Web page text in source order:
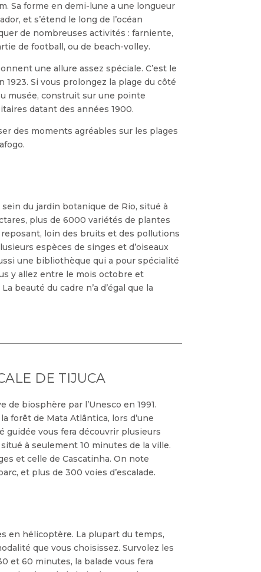
Sa forme en demi-lune a une longueur
et s’étend le long de l’océan
de nombreuses activités : farniente,
de football, ou de beach-volley.
une allure assez spéciale. C’est le
Si vous prolongez la plage du côté
musée, construit sur une pointe
datant des années 1900.
des moments agréables sur les plages
du jardin botanique de Rio, situé à
plus de 6000 variétés de plantes
loin des bruits et des pollutions
espèces de singes et d’oiseaux
une bibliothèque qui a pour spécialité
y allez entre le mois octobre et
beauté du cadre n’a d’égal que la
DE TIJUCA
biosphère par l’Unesco en 1991.
forêt de Mata Atlântica, lors d’une
guidée vous fera découvrir plusieurs
à seulement 10 minutes de la ville.
et celle de Cascatinha. On note
et plus de 300 voies d’escalade.
en hélicoptère. La plupart du temps,
que vous choisissez. Survolez les
et 60 minutes, la balade vous fera